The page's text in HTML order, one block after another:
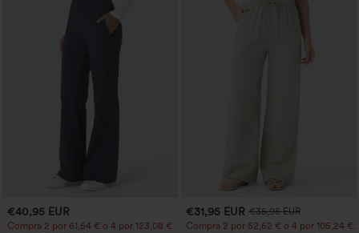
€40,95 EUR
Compra 2 por 61,54 € o 4 por 123,08 €.
€31,95 EUR €35,95 EUR
Compra 2 por 52,62 € o 4 por 105,24 €.